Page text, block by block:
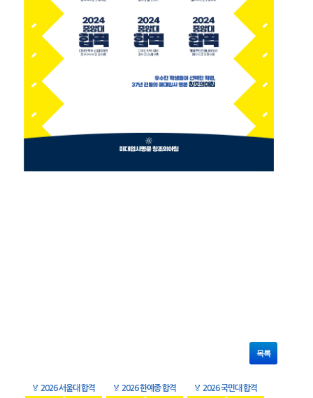
목록
🏅 2026 서울대 합격 🏅 2026 한예종 합격 🏅 2026 국민대 합격